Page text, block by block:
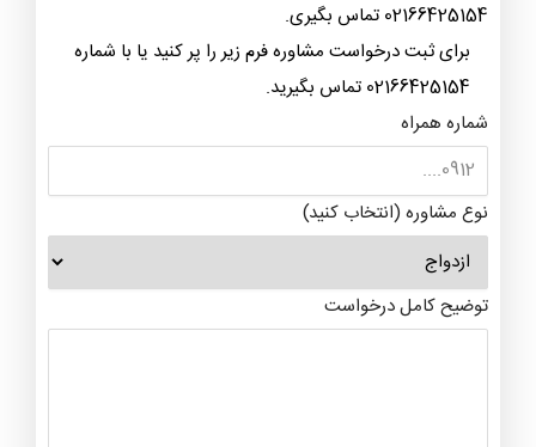
02166425154 تماس بگیری.
برای ثبت درخواست مشاوره فرم زیر را پر کنید یا با شماره
02166425154 تماس بگیرید.
شماره همراه
نوع مشاوره (انتخاب کنید)
توضیح کامل درخواست